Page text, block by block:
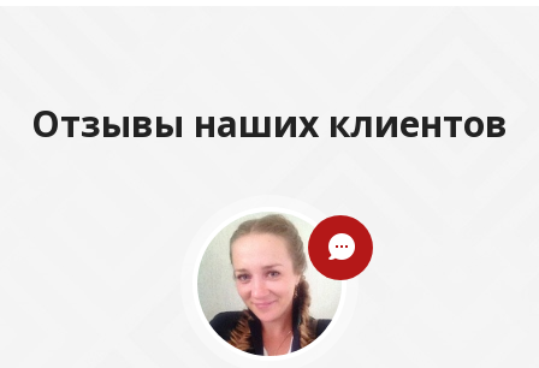
Отзывы наших клиентов